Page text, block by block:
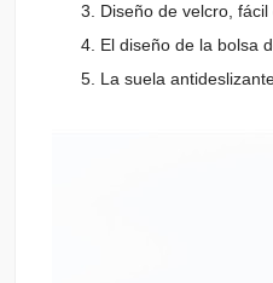
Diseño de velcro,
El diseño de la bolsa
La suela